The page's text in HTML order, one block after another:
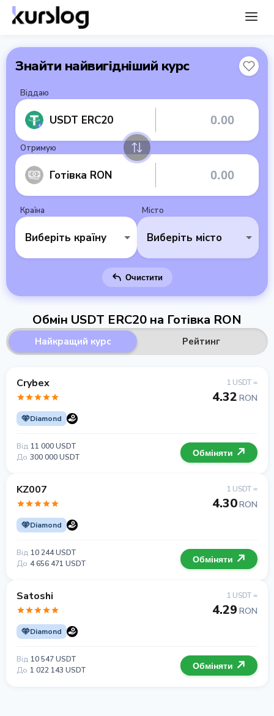
Знайти найвигідніший курс
Віддаю
USDT ERC20
Отримую
Готівка RON
Країна
Виберіть країну
Місто
Виберіть місто
Очистити
Обмін USDT ERC20 на Готівка RON
Найкращий курс Рейтинг
Crybex
Diamond
1 USDT =
4.32 RON
Від 11 000 USDT
До 300 000 USDT Обміняти
KZ007
Diamond
1 USDT =
4.30RON
Від 10 244 USDT
До 4 656 471 USDT Обміняти
Satoshi
Diamond
1 USDT =
4.29 RON
Від 10 547 USDT
До 1 022 143 USDT Обміняти